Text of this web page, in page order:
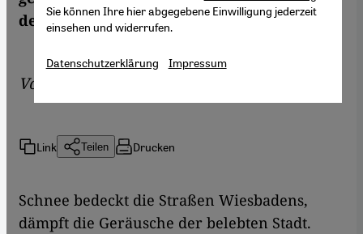
den Künstler vor.
Von
Link Teilen Drucken
Schnee bedeckt die Straßen Wiesbadens,
dämpft die Geräusche der belebten Stadt.
Sie können Ihre hier abgegebene Einwilligung jederzeit
einsehen und widerrufen.
Datenschutzerklärung Impressum